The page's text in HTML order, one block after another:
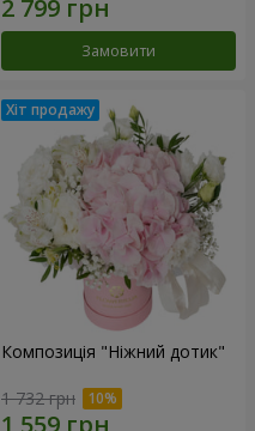
Замовити
Композиція "Ніжний дотик"
1 732 грн